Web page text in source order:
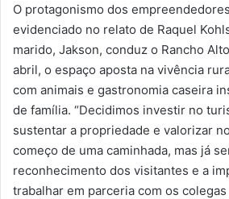
O protagonismo dos
evidenciado no relato de Raquel
marido, Jakson, conduz o Rancho
abril, o espaço aposta na vivência
com animais e gastronomia caseira
de família. “Decidimos investir no
sustentar a propriedade e valorizar
começo de uma caminhada, mas já
reconhecimento dos visitantes e a
trabalhar em parceria com os